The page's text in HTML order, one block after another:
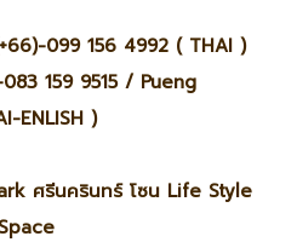
099 156 4992 ( THAI )
159 9515 / Pueng
ENLISH )
ศรีนครินทร์ โซน Life Style
Space